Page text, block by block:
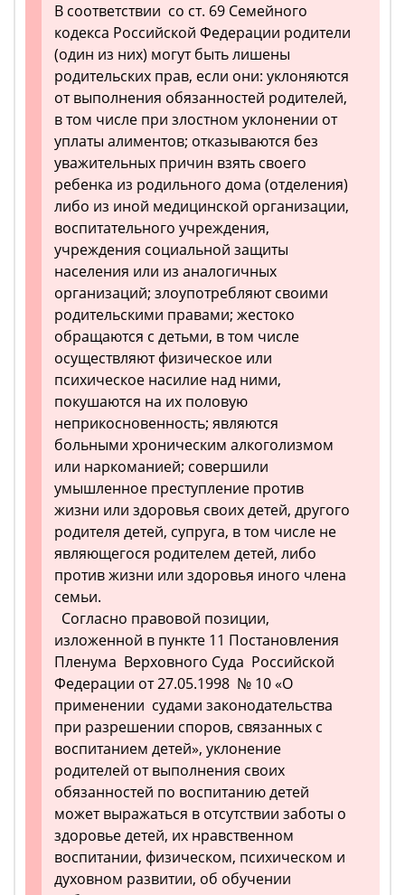
В соответствии со ст. 69 Семейного
кодекса Российской Федерации родители
(один из них) могут быть лишены
родительских прав, если они: уклоняются
от выполнения обязанностей родителей,
в том числе при злостном уклонении от
уплаты алиментов; отказываются без
уважительных причин взять своего
ребенка из родильного дома (отделения)
либо из иной медицинской организации,
воспитательного учреждения,
учреждения социальной защиты
населения или из аналогичных
организаций; злоупотребляют своими
родительскими правами; жестоко
обращаются с детьми, в том числе
осуществляют физическое или
психическое насилие над ними,
покушаются на их половую
неприкосновенность; являются
больными хроническим алкоголизмом
или наркоманией; совершили
умышленное преступление против
жизни или здоровья своих детей, другого
родителя детей, супруга, в том числе не
являющегося родителем детей, либо
против жизни или здоровья иного члена
семьи.
Согласно правовой позиции,
изложенной в пункте 11 Постановления
Пленума Верховного Суда Российской
Федерации от 27.05.1998 № 10 «О
применении судами законодательства
при разрешении споров, связанных с
воспитанием детей», уклонение
родителей от выполнения своих
обязанностей по воспитанию детей
может выражаться в отсутствии заботы о
здоровье детей, их нравственном
воспитании, физическом, психическом и
духовном развитии, об обучении